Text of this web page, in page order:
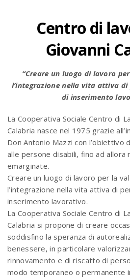
Centro di
Giovanni
“Creare un luogo di lavoro
l’integrazione nella vita attiva
di inserimento
La Cooperativa Sociale Centro di
Calabria nasce nel 1975 grazie
Don Antonio Mazzi con l’obiettivo
alle persone disabili, fino ad allora
emarginate.
Creare un luogo di lavoro per la
l’integrazione nella vita attiva di
inserimento lavorativo.
La Cooperativa Sociale Centro di
Calabria si propone di creare
soddisfino la speranza di
benessere, in particolare
rinnovamento e di riscatto di
modo temporaneo o permanente